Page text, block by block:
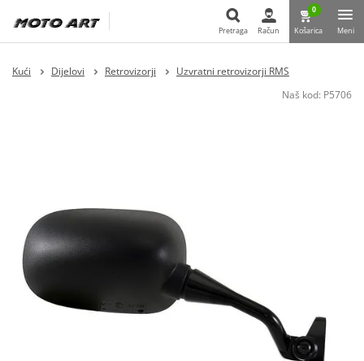
Pretraga Račun
0
Košarica Meni
Kući Dijelovi Retrovizorji
Uzvratni retrovizorji RMS
Naš kod: P5706